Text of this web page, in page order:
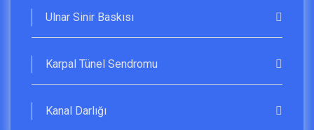
Ulnar Sinir Baskısı
Karpal Tünel Sendromu
Kanal Darlığı